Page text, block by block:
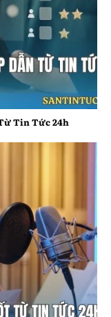
Dẫn Từ Tin Tức
Tin Tức 24h